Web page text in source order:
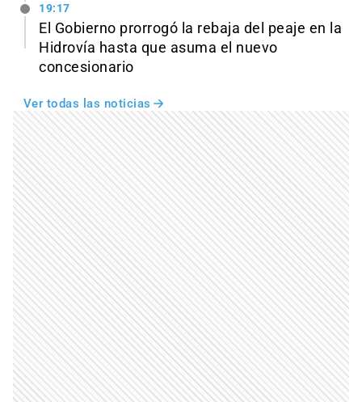
19:17
El Gobierno prorrogó la rebaja del peaje en la
Hidrovía hasta que asuma el nuevo
concesionario
Ver todas las noticias